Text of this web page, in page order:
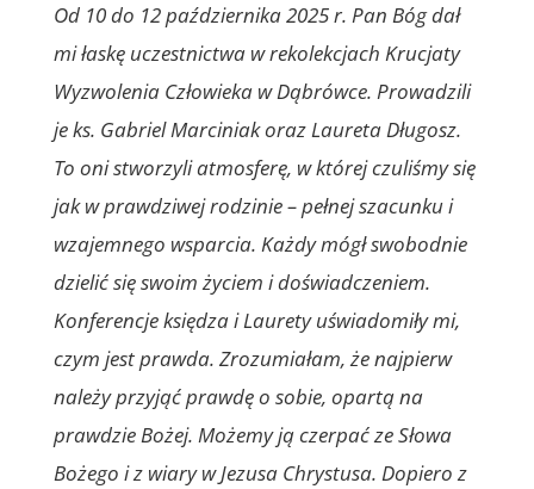
Od 10 do 12 października 2025 r. Pan Bóg dał
mi łaskę uczestnictwa w rekolekcjach Krucjaty
Wyzwolenia Człowieka w Dąbrówce. Prowadzili
je ks. Gabriel Marciniak oraz Laureta Długosz.
To oni stworzyli atmosferę, w której czuliśmy się
jak w prawdziwej rodzinie – pełnej szacunku i
wzajemnego wsparcia. Każdy mógł swobodnie
dzielić się swoim życiem i doświadczeniem.
Konferencje księdza i Laurety uświadomiły mi,
czym jest prawda. Zrozumiałam, że najpierw
należy przyjąć prawdę o sobie, opartą na
prawdzie Bożej. Możemy ją czerpać ze Słowa
Bożego i z wiary w Jezusa Chrystusa. Dopiero z